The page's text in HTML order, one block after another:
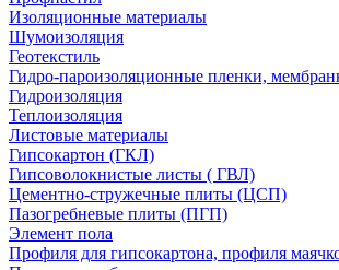
Изоляционные материалы
Шумоизоляция
Геотекстиль
Гидро-пароизоляционные пленки,
Гидроизоляция
Теплоизоляция
Листовые материалы
Гипсокартон (ГКЛ)
Гипсоволокнистые листы ( ГВЛ)
Цементно-стружечные плиты (ЦСП)
Пазогребневые плиты (ПГП)
Элемент пола
Профиля для гипсокартона, профиля